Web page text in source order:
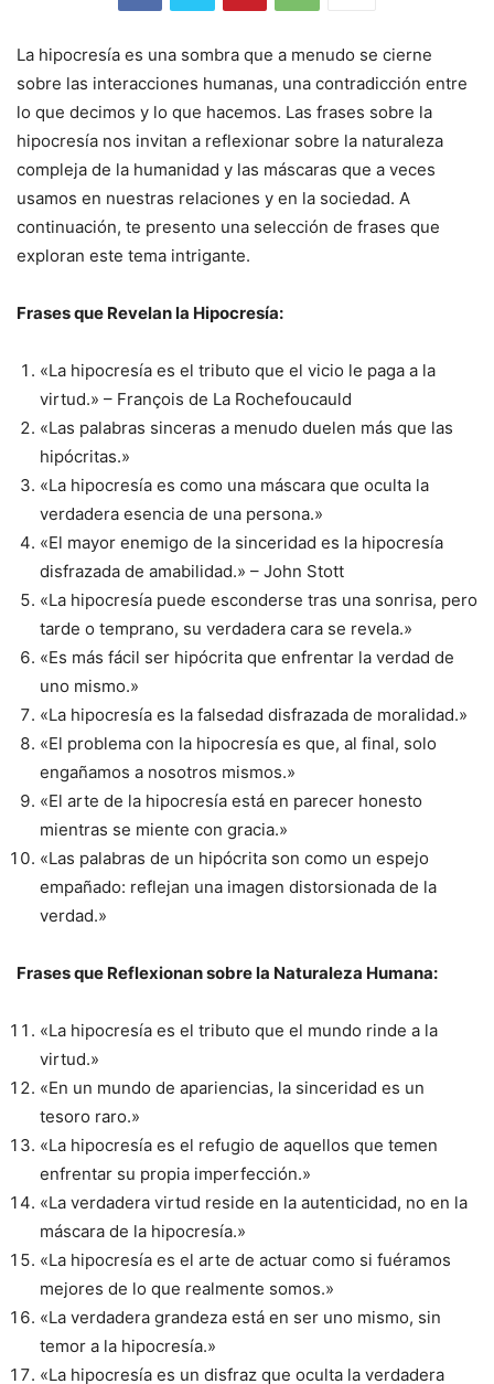
La hipocresía es una sombra que a menudo se cierne
sobre las interacciones humanas, una contradicción entre
lo que decimos y lo que hacemos. Las frases sobre la
hipocresía nos invitan a reflexionar sobre la naturaleza
compleja de la humanidad y las máscaras que a veces
usamos en nuestras relaciones y en la sociedad. A
continuación, te presento una selección de frases que
exploran este tema intrigante.
Frases que Revelan la Hipocresía:
«La hipocresía es el tributo que el vicio le paga a la
virtud.» – François de La Rochefoucauld
«Las palabras sinceras a menudo duelen más que las
hipócritas.»
«La hipocresía es como una máscara que oculta la
verdadera esencia de una persona.»
«El mayor enemigo de la sinceridad es la hipocresía
disfrazada de amabilidad.» – John Stott
«La hipocresía puede esconderse tras una sonrisa, pero
tarde o temprano, su verdadera cara se revela.»
«Es más fácil ser hipócrita que enfrentar la verdad de
uno mismo.»
«La hipocresía es la falsedad disfrazada de moralidad.»
«El problema con la hipocresía es que, al final, solo
engañamos a nosotros mismos.»
«El arte de la hipocresía está en parecer honesto
mientras se miente con gracia.»
«Las palabras de un hipócrita son como un espejo
empañado: reflejan una imagen distorsionada de la
verdad.»
Frases que Reflexionan sobre la Naturaleza Humana:
«La hipocresía es el tributo que el mundo rinde a la
virtud.»
«En un mundo de apariencias, la sinceridad es un
tesoro raro.»
«La hipocresía es el refugio de aquellos que temen
enfrentar su propia imperfección.»
«La verdadera virtud reside en la autenticidad, no en la
máscara de la hipocresía.»
«La hipocresía es el arte de actuar como si fuéramos
mejores de lo que realmente somos.»
«La verdadera grandeza está en ser uno mismo, sin
temor a la hipocresía.»
«La hipocresía es un disfraz que oculta la verdadera